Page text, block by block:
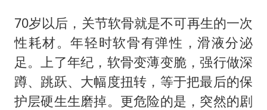
70岁以后，关节软骨就是不可再生的一次
性耗材。年轻时软骨有弹性，滑液分泌
足。上了年纪，软骨变薄变脆，强行做深
蹲、跳跃、大幅度扭转，等于把最后的保
护层硬生生磨掉。更危险的是，突然的剧